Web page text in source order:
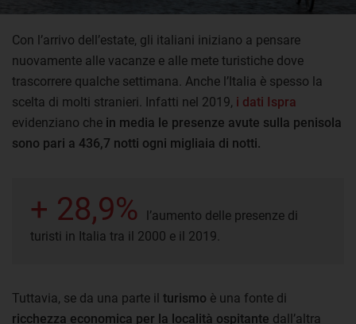
Con l’arrivo dell’estate, gli italiani iniziano a pensare
nuovamente alle vacanze e alle mete turistiche dove
trascorrere qualche settimana. Anche l’Italia è spesso la
scelta di molti stranieri. Infatti nel 2019, i dati Ispra
evidenziano che in media le presenze avute sulla penisola
sono pari a 436,7 notti ogni migliaia di notti.
+ 28,9%
l’aumento delle presenze di
turisti in Italia tra il 2000 e il 2019.
Tuttavia, se da una parte il turismo è una fonte di
ricchezza economica per la località ospitante dall’altra